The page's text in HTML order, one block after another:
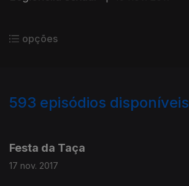
opções
593 episódios disponíveis
Festa da Taça
17 nov. 2017